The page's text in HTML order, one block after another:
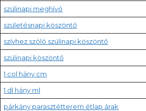
szülinapi meghívó
születésnapi köszöntő
szívhez szóló szülinapi köszöntő
szülinapi köszöntő
1 col hány cm
1 dl hány ml
párkány parasztétterem étlap árak